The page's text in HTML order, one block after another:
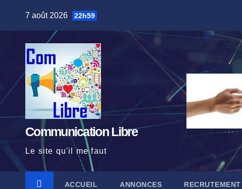
7 août 2026 22h59
Communication Libre
Le site qu'il me faut
ACCUEIL ANNONCES RECRUTEMENT